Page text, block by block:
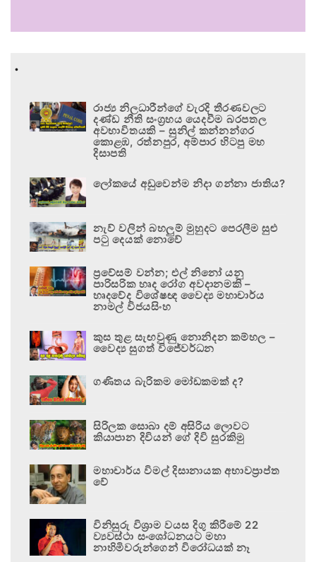
.
රාජ්‍ය නිලධාරීන්ගේ වැරදි තීරණවලට
දණ්ඩ නීති සංග්‍රහය යෙදවීම බරපතල
අවභාවිතයකි – සුනිල් කන්නන්ගර
කොළඹ, රත්නපුර, අම්පාර හිටපු මහ
දිසාපති
ලෝකයේ අඩුවෙන්ම නිදා ගන්නා ජාතිය?
නැව් වලින් බහලුම් මුහුදට පෙරලීම සුළු
පටු දෙයක් නොවේ
ප්‍රවේසම් වන්න; එල් නිනෝ යනු
පාරිසරික හෘද රෝග අවදානමකි –
හෘදවේද විශේෂඥ වෛද්‍ය මහාචාර්ය
නාමල් විජයසිංහ
කුස තුළ සැඟවුණු නොනිදන කම්හල –
වෛද්‍ය සුගත් විජේවර්ධන
ගණිතය බැරිකම මෝඩකමක් ද?
සිරිලක සොබා දම් අසිරිය ලොවට
කියාපාන දිවියන් ගේ දිවි සුරකිමු
මහාචාර්ය විමල් දිසානායක අභාවප්‍රාප්ත
වේ
විනිසුරු විශ්‍රාම වයස දිගු කිරීමේ 22
ව්‍යවස්ථා සංශෝධනයට මහා
නාහිමිවරුන්ගෙන් විරෝධයක් නෑ